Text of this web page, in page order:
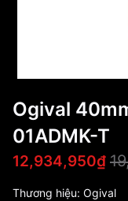
Ogival
01ADMK-T
12,934,950₫
Thương hiệu: Ogival